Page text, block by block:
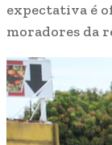
expectativa é
moradores da